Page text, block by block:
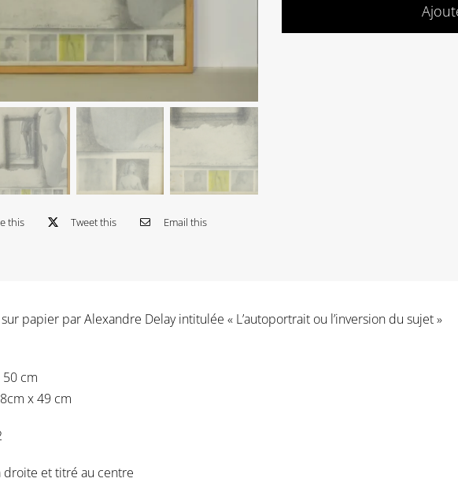
this Tweet this Email this
papier par Alexandre Delay intitulée « L’autoportrait ou l’inversion du sujet »
50 cm
x 49 cm
droite et titré au centre